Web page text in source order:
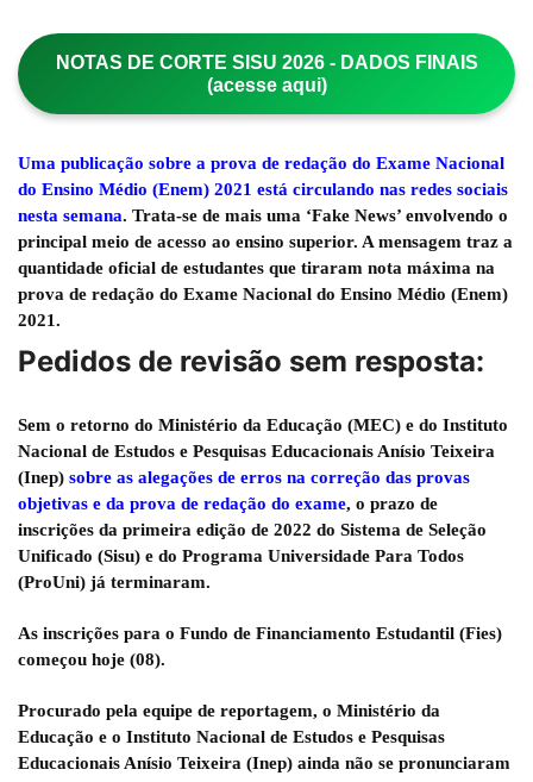
NOTAS DE CORTE SISU 2026 - DADOS FINAIS
(acesse aqui)
Uma publicação sobre a prova de redação do Exame Nacional
do Ensino Médio (Enem) 2021 está circulando nas redes sociais
nesta semana. Trata-se de mais uma ‘Fake News’ envolvendo o
principal meio de acesso ao ensino superior. A mensagem traz a
quantidade oficial de estudantes que tiraram nota máxima na
prova de redação do Exame Nacional do Ensino Médio (Enem)
2021.
Pedidos de revisão sem resposta:
Sem o retorno do Ministério da Educação (MEC) e do Instituto
Nacional de Estudos e Pesquisas Educacionais Anísio Teixeira
(Inep) sobre as alegações de erros na correção das provas
objetivas e da prova de redação do exame, o prazo de
inscrições da primeira edição de 2022 do Sistema de Seleção
Unificado (Sisu) e do Programa Universidade Para Todos
(ProUni) já terminaram.
As inscrições para o Fundo de Financiamento Estudantil (Fies)
começou hoje (08).
Procurado pela equipe de reportagem, o Ministério da
Educação e o Instituto Nacional de Estudos e Pesquisas
Educacionais Anísio Teixeira (Inep) ainda não se pronunciaram